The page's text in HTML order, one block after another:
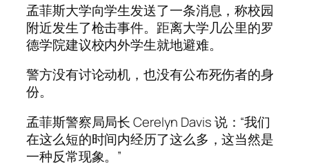
孟菲斯大学向学生发送了一条消息，称校园
附近发生了枪击事件。距离大学几公里的罗
德学院建议校内外学生就地避难。
警方没有讨论动机，也没有公布死伤者的身
份。
孟菲斯警察局局长 Cerelyn Davis 说：“我们
在这么短的时间内经历了这么多，这当然是
一种反常现象。”